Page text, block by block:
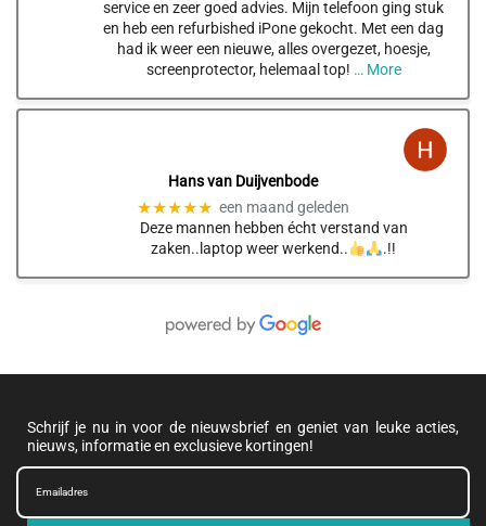
service en zeer goed advies. Mijn telefoon ging stuk
en heb een refurbished iPone gekocht. Met een dag
had ik weer een nieuwe, alles overgezet, hoesje,
screenprotector, helemaal top! … More
Hans van Duijvenbode
★★★★★ een maand geleden
Deze mannen hebben écht verstand van
zaken..laptop weer werkend..
.!!
Schrijf je nu in voor de nieuwsbrief en geniet van leuke acties,
nieuws, informatie en exclusieve kortingen!